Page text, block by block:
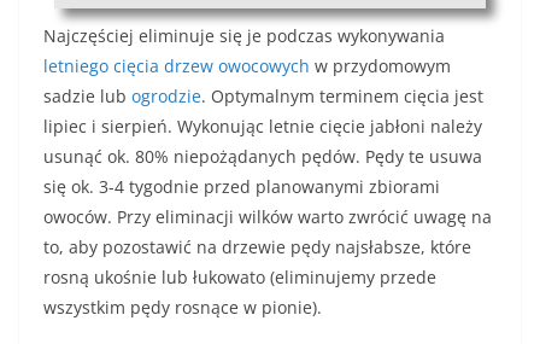
Najczęściej eliminuje się je podczas wykonywania
letniego cięcia drzew owocowych w przydomowym
sadzie lub ogrodzie. Optymalnym terminem cięcia jest
lipiec i sierpień. Wykonując letnie cięcie jabłoni należy
usunąć ok. 80% niepożądanych pędów. Pędy te usuwa
się ok. 3-4 tygodnie przed planowanymi zbiorami
owoców. Przy eliminacji wilków warto zwrócić uwagę na
to, aby pozostawić na drzewie pędy najsłabsze, które
rosną ukośnie lub łukowato (eliminujemy przede
wszystkim pędy rosnące w pionie).